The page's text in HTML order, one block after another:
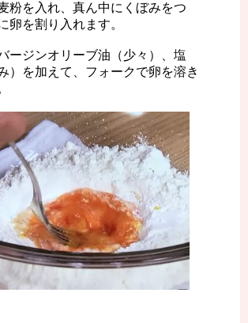
粉を入れ、真ん中にくぼみをつ
卵を割り入れます。
ージンオリーブ油（少々）、塩
）を加えて、フォークで卵を溶き